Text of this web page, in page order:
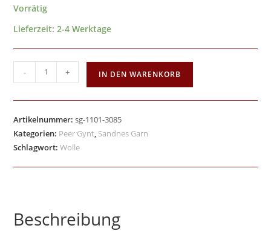
Vorrätig
Lieferzeit:2-4 Werktage
- + IN DEN WARENKORB
Artikelnummer:sg-1101-3085
Kategorien: Peer Gynt, Sandnes Garn
Schlagwort:Wolle
Beschreibung